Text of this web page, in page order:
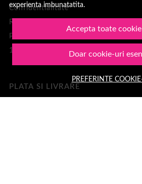
experienta imbunatatita.
Accepta toate
Doar cookie-uri
PREFERINTE
Confidentialitate
Recenzii clienți
Politica de Cookies
1001Cosmetice
PLATA SI LIVRARE